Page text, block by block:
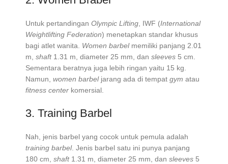
Untuk pertandingan Olympic Lifting , IWF (International
Weightlifting Federation) menetapkan standar khusus
bagi atlet wanita. Women barbel memiliki panjang 2.01
m, shaft 1.31 m, diameter 25 mm, dan sleeves 5 cm.
Sementara beratnya juga lebih ringan yaitu 15 kg.
Namun, women barbel jarang ada di tempat gym atau
fitness center komersial.
3. Training Barbel
Nah, jenis barbel yang cocok untuk pemula adalah
training barbel. Jenis barbel satu ini punya panjang
180 cm, shaft 1.31 m, diameter 25 mm, dan sleeves 5